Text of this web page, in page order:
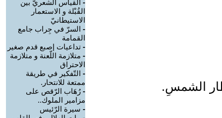
الشمسِ.
- القياس الشعريّ بين
القُبْلة و الاستعمار
الاستيطانيّ
- السرّ في جِراب جامع
القمامة
- تداعيات إصبع قدم صغير
- متلازمة اللّعنة و متلازمة
الاحتراق
- التّفكير في طريقة
ممتعة للانتحار.
- رُهَاب الرّقص على
مزامير الملوك..
- سيرة الرّئيس